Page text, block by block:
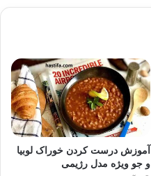
آموزش درست کردن خوراک لوبیا
و جو ویژه مدل رژیمی